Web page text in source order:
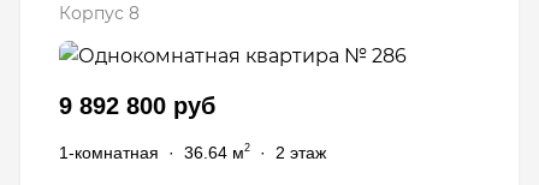
Корпус 8
9 892 800 руб
1-комнатная · 36.64 м2 · 2 этаж